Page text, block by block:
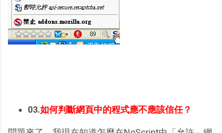
03.如何判斷網頁中的程式應不應該信任？